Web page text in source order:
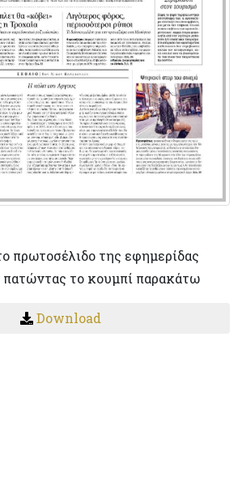
πρωτοσέλιδο της εφημερίδας
πατώντας το κουμπί παρακάτω
Download